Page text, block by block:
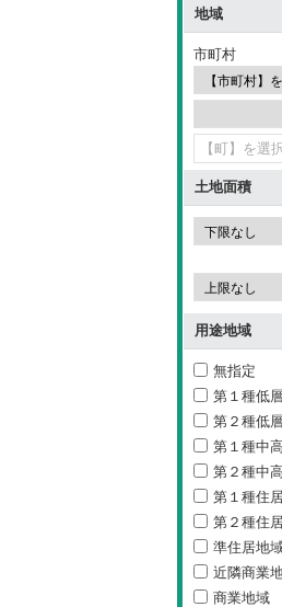
地域
市町村
【町】を選
土地面積
用途地域
無指定
第１種低
第２種低
第１種中
第２種中
第１種住
第２種住
準住居地
近隣商業
商業地域